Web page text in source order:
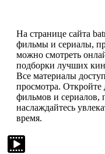
На странице сайта
фильмы и сериалы,
можно смотреть
подборки лучших
Все материалы
просмотра.
фильмов и сериалов,
наслаждайтесь
время.